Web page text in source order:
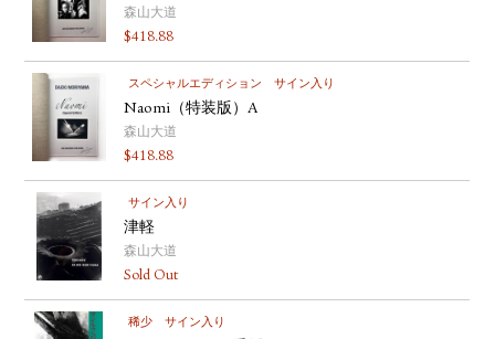
森山大道
$418.88
スペシャルエディション サイン入り
Naomi（特装版）A
森山大道
$418.88
サイン入り
津軽
森山大道
Sold Out
稀少 サイン入り